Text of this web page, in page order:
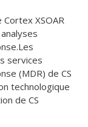
XSOAR
services
(MDR) de CS
technologique
de CS